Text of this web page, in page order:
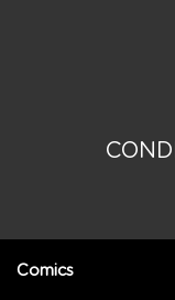
Comics